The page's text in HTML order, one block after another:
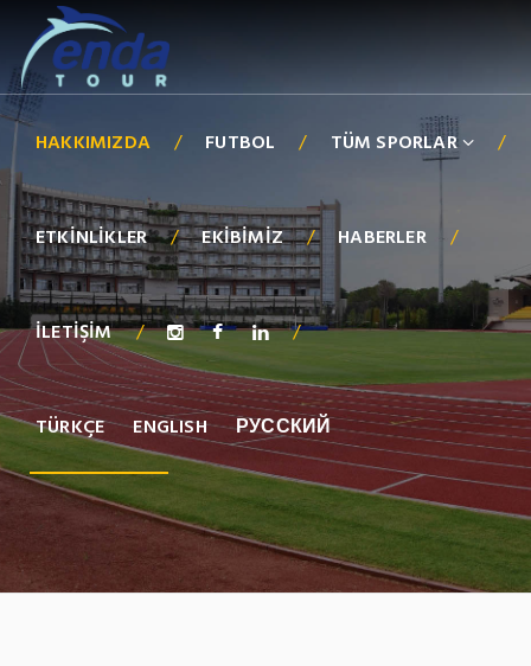
HAKKIMIZDA / FUTBOL / TÜM SPORLAR /
ETKINLIKLER / EKIBIMIZ / HABERLER /
İLETIŞIM / /
TÜRKÇE ENGLISH РУССКИЙ